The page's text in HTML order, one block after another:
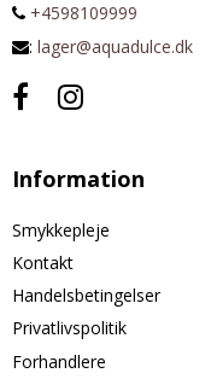
+4598109999
: lager@aquadulce.dk
Information
Smykkepleje
Kontakt
Handelsbetingelser
Privatlivspolitik
Forhandlere